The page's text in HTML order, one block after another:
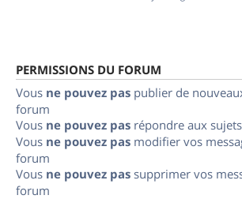
PERMISSIONS DU FORUM
Vous ne pouvez pas publier de
forum
Vous ne pouvez pas répondre aux
Vous ne pouvez pas modifier vos
forum
Vous ne pouvez pas supprimer vos
forum